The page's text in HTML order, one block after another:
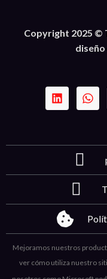
Copyright 2025 ©
diseño
Mejoramos nuestros
ver cómo utiliza nuestro